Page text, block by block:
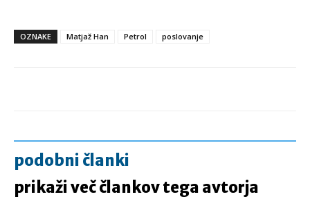
OZNAKE Matjaž Han Petrol poslovanje
podobni članki
prikaži več člankov tega avtorja